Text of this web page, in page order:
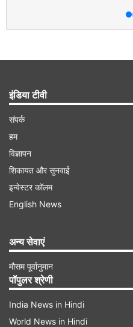
इंडिया टीवी
संपर्क
हम
विज्ञापन
शिकायत और सुनवाई
इन्वेस्टर कॉलम
English News
अन्य सेवाएं
मौसम पूर्वानुमान
पॉपुलर श्रेणी
India News in Hindi
World News in Hindi